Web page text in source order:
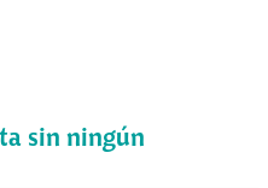
sin ningún